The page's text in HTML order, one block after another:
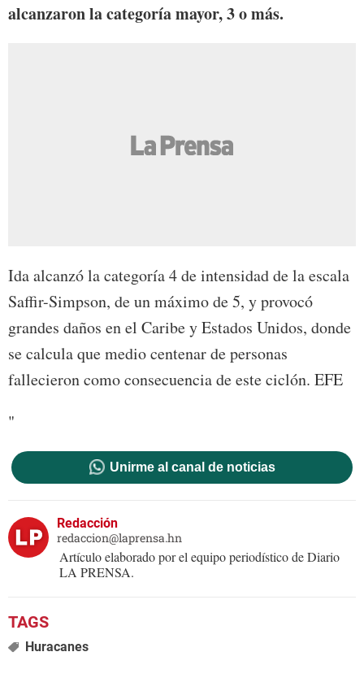
alcanzaron la categoría mayor, 3 o más.
Ida alcanzó la categoría 4 de intensidad de la escala
Saffir-Simpson, de un máximo de 5, y provocó
grandes daños en el Caribe y Estados Unidos, donde
se calcula que medio centenar de personas
fallecieron como consecuencia de este ciclón. EFE
"
Unirme al canal de noticias
Redacción
redaccion@laprensa.hn
Artículo elaborado por el equipo periodístico de Diario
LA PRENSA.
Huracanes